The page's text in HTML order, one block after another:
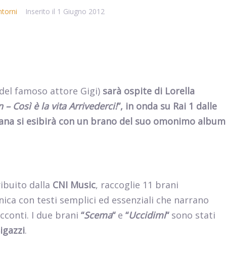
Inserito il 1 Giugno 2012
famoso attore Gigi) sarà ospite di Lorella
– Così è la vita Arrivederci!”, in onda su Rai 1 dalle
si esibirà con un brano del suo omonimo album
dalla CNI Music, raccoglie 11 brani
con testi semplici ed essenziali che narrano
I due brani “Scema“e “Uccidimi“sono stati
.